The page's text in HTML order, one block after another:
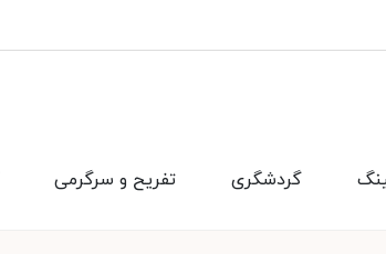
تفریح و سرگرمی گردشگری